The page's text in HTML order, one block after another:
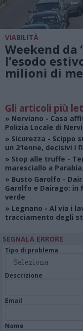
VIABILITÀ
Weekend da
l’esodo
milioni di
Gli articoli più
» Nerviano - Casa
Polizia Locale di
» Sicurezza - Scippo
un 21enne, decisivi i
» Stop alle truffe -
maresciallo a
» Busto Garolfo -
Garolfo e Dairago: in
verde
» Legnano - Al via i
tracciamento degli
SEGNALA ERRORE
Tipo di problema
Descrizione
Email
Nome